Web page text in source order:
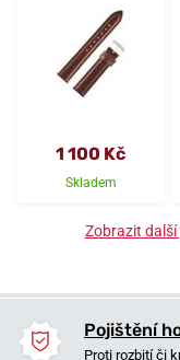
1 100 Kč
Skladem
Zobrazit
Pojištění
Proti rozbití či